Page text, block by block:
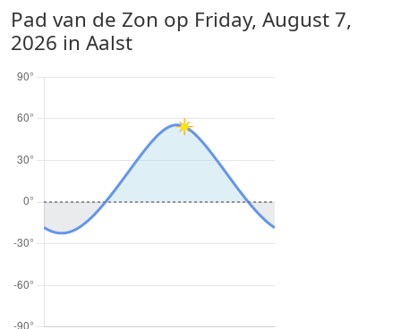
Pad van de Zon op Friday, August 7,
2026 in Aalst